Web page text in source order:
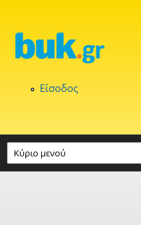
Είσοδος